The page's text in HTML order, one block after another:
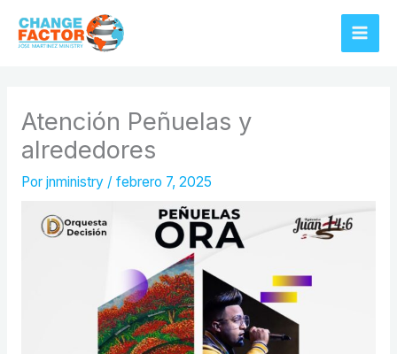
contenido
Atención Peñuelas y
alrededores
Por jnministry / febrero 7, 2025